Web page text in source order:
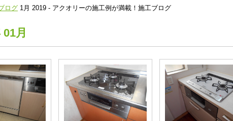
ログ 1月 2019 - アクオリーの施工例が満載！施工ブログ
月